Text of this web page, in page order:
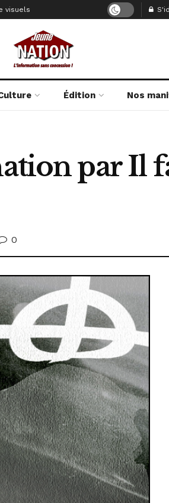
visuels
Édition Nos
par Il
0